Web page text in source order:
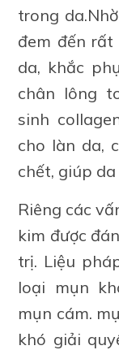
trong
đem đến
da, khắc
chân lông
sinh
cho làn da,
chết, giúp
Riêng các
kim được
trị. Liệu
loại mụn
mụn cám.
khó giải